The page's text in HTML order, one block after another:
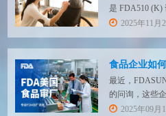
是 FDA510 (K)
言，这一认证
同时，ISO
性的重要国际
关键环节，
优势，成为众
2025年11月
食品企业如
最近，
的问询，这些
FDA对中国食
2025年09月